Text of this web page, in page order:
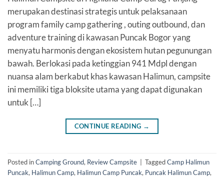
merupakan destinasi strategis untuk pelaksanaan
program family camp gathering , outing outbound, dan
adventure training di kawasan Puncak Bogor yang
menyatu harmonis dengan ekosistem hutan pegunungan
bawah. Berlokasi pada ketinggian 941 Mdpl dengan
nuansa alam berkabut khas kawasan Halimun, campsite
ini memiliki tiga bloksite utama yang dapat digunakan
untuk […]
CONTINUE READING →
Posted inCamping Ground, Review Campsite | TaggedCamp Halimun
Puncak, Halimun Camp, Halimun Camp Puncak, Puncak Halimun Camp,